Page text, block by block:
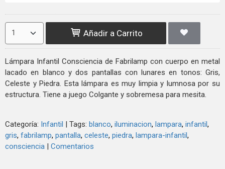
Añadir a Carrito
Lámpara Infantil Consciencia de Fabrilamp con cuerpo en metal
lacado en blanco y dos pantallas con lunares en tonos: Gris,
Celeste y Piedra. Esta lámpara es muy limpia y lumnosa por su
estructura. Tiene a juego Colgante y sobremesa para mesita.
Categoría: Infantil | Tags: blanco iluminacion lampara infantil
gris fabrilamp pantalla celeste piedra lampara-infantil
consciencia | Comentarios